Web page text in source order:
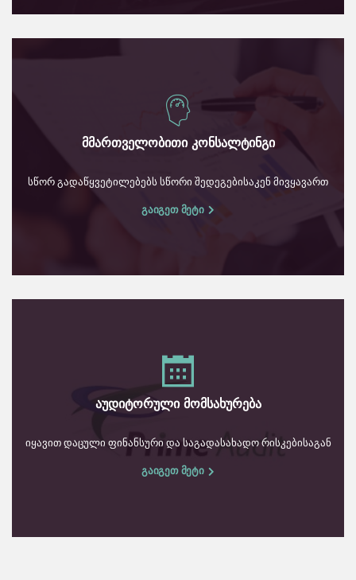
მმართველობითი კონსალტინგი
სწორ გადაწყვეტილებებს სწორი შედეგებისაკენ მივყავართ
გაიგეთ მეტი
აუდიტორული მომსახურება
იყავით დაცული ფინანსური და საგადასახადო რისკებისაგან
გაიგეთ მეტი